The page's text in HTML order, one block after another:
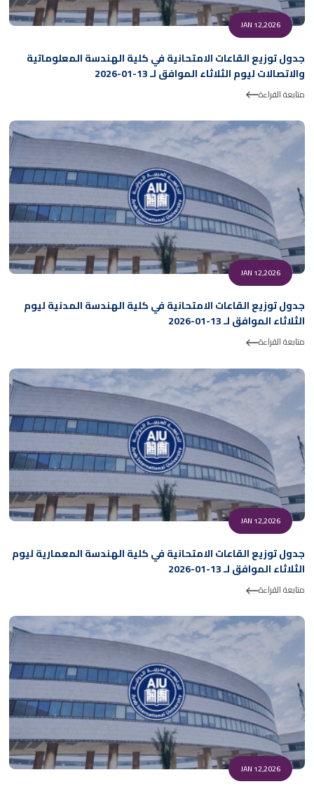
JAN 12,2026
جدول توزيع القاعات الامتحانية في كلية الهندسة المعلوماتية
والاتصالات ليوم الثلاثاء الموافق لـ 13-01-2026
متابعة القراءة
JAN 12,2026
جدول توزيع القاعات الامتحانية في كلية الهندسة المدنية ليوم
الثلاثاء الموافق لـ 13-01-2026
متابعة القراءة
JAN 12,2026
جدول توزيع القاعات الامتحانية في كلية الهندسة المعمارية ليوم
الثلاثاء الموافق لـ 13-01-2026
متابعة القراءة
JAN 12,2026